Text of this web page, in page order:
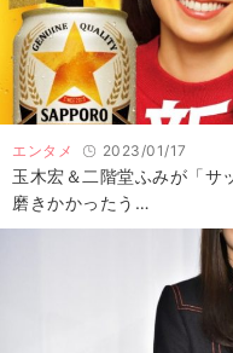
エンタメ 2023/01/17
玉木宏＆二階堂ふみが「サ
磨きかかったう…